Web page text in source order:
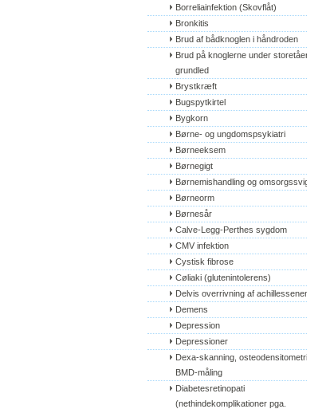
Borreliainfektion (Skovflåt)
Bronkitis
Brud af bådknoglen i håndroden
Brud på knoglerne under storetåens
grundled
Brystkræft
Bugspytkirtel
Bygkorn
Børne- og ungdomspsykiatri
Børneeksem
Børnegigt
Børnemishandling og omsorgssvigt
Børneorm
Børnesår
Calve-Legg-Perthes sygdom
CMV infektion
Cystisk fibrose
Cøliaki (glutenintolerens)
Delvis overrivning af achillessenen
Demens
Depression
Depressioner
Dexa-skanning, osteodensitometri,
BMD-måling
Diabetesretinopati
(nethindekomplikationer pga.